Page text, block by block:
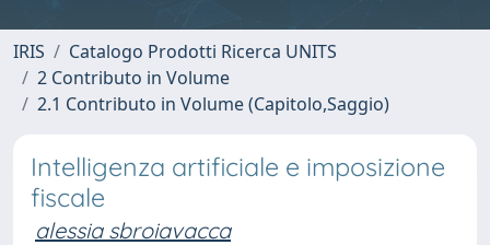
IRIS
Catalogo Prodotti Ricerca UNITS
2 Contributo in Volume
2.1 Contributo in Volume (Capitolo,Saggio)
Intelligenza artificiale e imposizione
fiscale
alessia sbroiavacca